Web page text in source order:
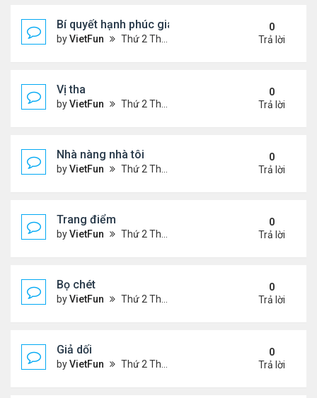
Bí quyết hạnh phúc gia đình
byVietFun Thứ 2 Tháng 1 03, 2022 9:28 pm
0
Trả lời
Vị tha
byVietFun Thứ 2 Tháng 1 03, 2022 9:25 pm
0
Trả lời
Nhà nàng nhà tôi
byVietFun Thứ 2 Tháng 1 03, 2022 9:24 pm
0
Trả lời
Trang điểm
byVietFun Thứ 2 Tháng 1 03, 2022 9:18 pm
0
Trả lời
Bọ chét
byVietFun Thứ 2 Tháng 1 03, 2022 9:16 pm
0
Trả lời
Giả dối
byVietFun Thứ 2 Tháng 1 03, 2022 9:13 pm
0
Trả lời